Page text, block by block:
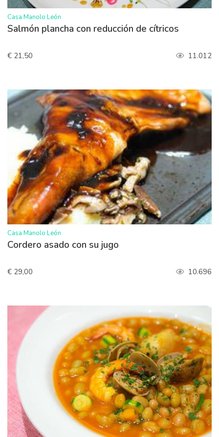
>
Casa Manolo León
Salmón plancha con reducción de cítricos
€ 21,50 11.012
>
Casa Manolo León
Cordero asado con su jugo
€ 29,00 10.696